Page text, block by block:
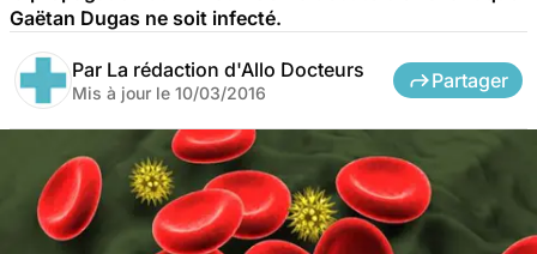
Gaëtan Dugas ne soit infecté.
Par La rédaction d'Allo Docteurs
Mis à jour le 10/03/2016
Partager